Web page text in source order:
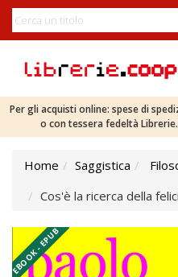
Per gli acquisti online: spese di
o con tessera fedeltà
Home Saggistica
Cos'è la ricerca della
EBOOK - EPUB